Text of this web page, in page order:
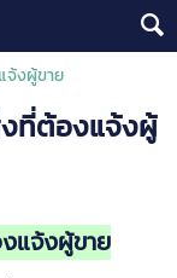
จ้งผู้ขาย
งที่ต้องแจ้งผู้
แจ้งผู้ขาย